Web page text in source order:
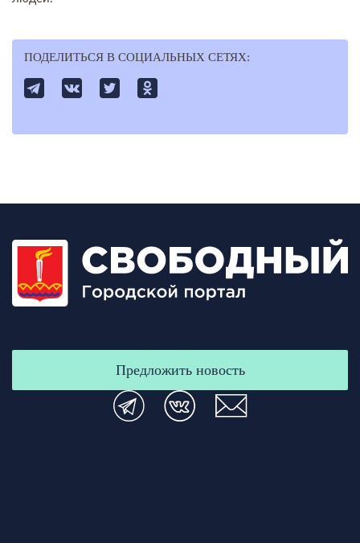
ПОДЕЛИТЬСЯ В СОЦИАЛЬНЫХ СЕТЯХ:
Предложить новость